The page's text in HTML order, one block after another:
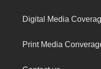
Digital Media
Print Media